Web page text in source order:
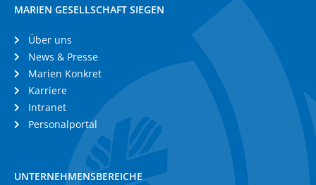
MARIEN GESELLSCHAFT SIEGEN
Über uns
News & Presse
Marien Konkret
Karriere
Intranet
Personalportal
UNTERNEHMENSBEREICHE